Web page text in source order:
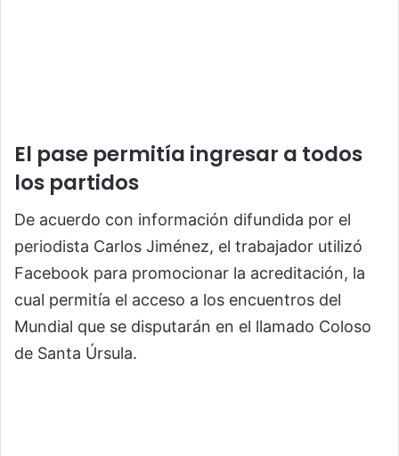
El pase permitía ingresar a todos
los partidos
De acuerdo con información difundida por el
periodista Carlos Jiménez, el trabajador utilizó
Facebook para promocionar la acreditación, la
cual permitía el acceso a los encuentros del
Mundial que se disputarán en el llamado Coloso
de Santa Úrsula.